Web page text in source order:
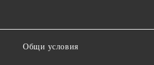
Общи условия